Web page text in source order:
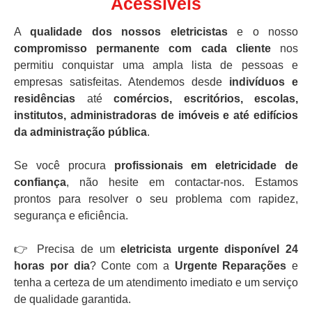
Aqualidade dos nossos eletricistase o nosso
compromisso permanente com cada clientenos
permitiu conquistar uma ampla lista de pessoas e
empresas satisfeitas. Atendemos desde indivíduos e
residências até comércios, escritórios, escolas,
institutos, administradoras de imóveis e até edifícios
da administração pública.
Se você procura profissionais em eletricidade de
confiança, não hesite em contactar-nos. Estamos
prontos para resolver o seu problema com rapidez,
segurança e eficiência.
👉 Precisa de umeletricista urgente disponível 24
horas por dia? Conte com a Urgente Reparações e
tenha a certeza de um atendimento imediato e um serviço
de qualidade garantida.